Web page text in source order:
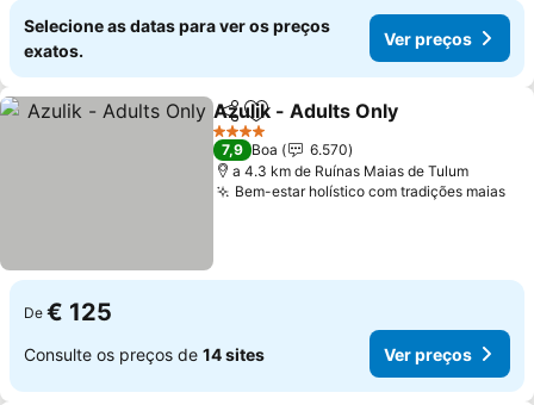
Selecione as datas para ver os preços
exatos.
Ver preços
PartilharAdicionar aos favoritos
Azulik - Adults Only
4 Estrelas
7,9 Boa
6.570
a 4.3 km de Ruínas Maias de Tulum
Bem-estar holístico com tradições maias
De € 125
Consulte os preços de 14 sites Ver preços